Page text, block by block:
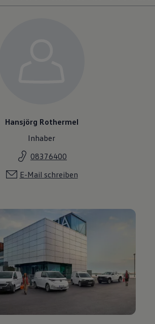
Hansjörg Rothermel
Inhaber
08376400
E-Mail schreiben